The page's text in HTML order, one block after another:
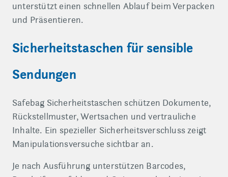
unterstützt einen schnellen Ablauf beim Verpacken
und Präsentieren.
Sicherheitstaschen für sensible
Sendungen
Safebag Sicherheitstaschen schützen Dokumente,
Rückstellmuster, Wertsachen und vertrauliche
Inhalte. Ein spezieller Sicherheitsverschluss zeigt
Manipulationsversuche sichtbar an.
Je nach Ausführung unterstützen Barcodes,